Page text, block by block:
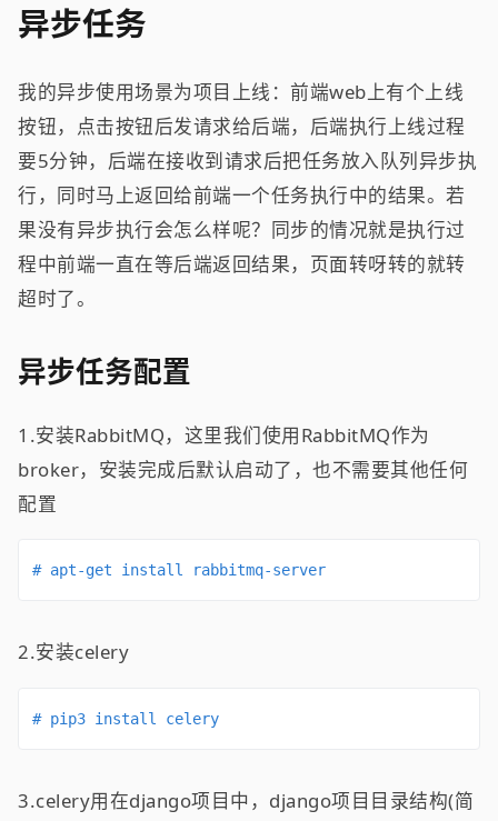
异步任务
我的异步使用场景为项目上线：前端web上有个上线
按钮，点击按钮后发请求给后端，后端执行上线过程
要5分钟，后端在接收到请求后把任务放入队列异步执
行，同时马上返回给前端一个任务执行中的结果。若
果没有异步执行会怎么样呢？同步的情况就是执行过
程中前端一直在等后端返回结果，页面转呀转的就转
超时了。
异步任务配置
1.安装RabbitMQ，这里我们使用RabbitMQ作为
broker，安装完成后默认启动了，也不需要其他任何
配置
# apt-get install rabbitmq-server
2.安装celery
# pip3 install celery
3.celery用在django项目中，django项目目录结构(简